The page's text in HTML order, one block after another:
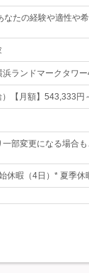
たの経験や適性や
ランドマークタワ
）【月額】543,333
部変更になる場合
休暇（4日）* 夏季